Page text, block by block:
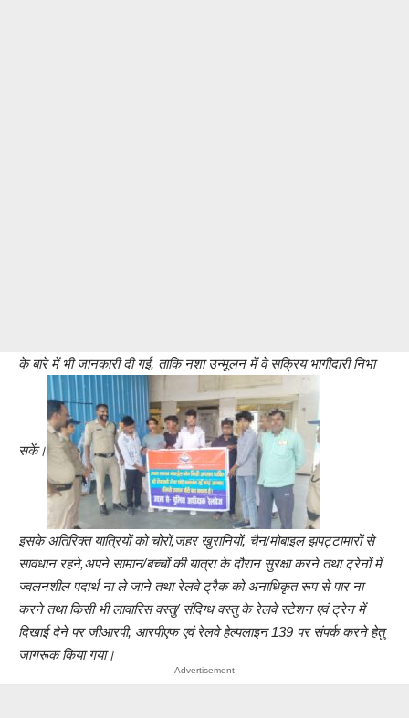
के बारे में भी जानकारी दी गई, ताकि नशा उन्मूलन में वे सक्रिय भागीदारी निभा
सकें।
इसके अतिरिक्त यात्रियों को चोरों,जहर खुरानियों, चैन/मोबाइल झपट्टामारों से
सावधान रहने,अपने सामान/बच्चों की यात्रा के दौरान सुरक्षा करने तथा ट्रेनों में
ज्वलनशील पदार्थ ना ले जाने तथा रेलवे ट्रैक को अनाधिकृत रूप से पार ना
करने तथा किसी भी लावारिस वस्तु/ संदिग्ध वस्तु के रेलवे स्टेशन एवं ट्रेन में
दिखाई देने पर जीआरपी, आरपीएफ एवं रेलवे हेल्पलाइन 139 पर संपर्क करने हेतु
जागरूक किया गया।
- Advertisement -